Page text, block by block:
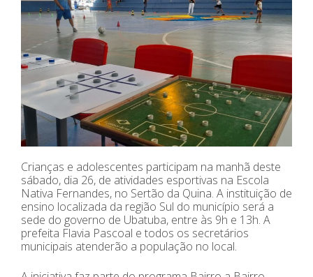
Crianças e adolescentes participam na manhã deste
sábado, dia 26, de atividades esportivas na Escola
Nativa Fernandes, no Sertão da Quina. A instituição de
ensino localizada da região Sul do município será a
sede do governo de Ubatuba, entre às 9h e 13h. A
prefeita Flavia Pascoal e todos os secretários
municipais atenderão a população no local.